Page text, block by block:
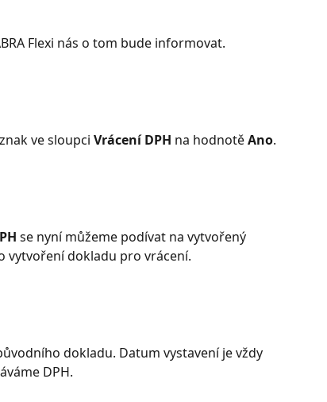
Flexi nás o tom bude informovat.
ve sloupci Vrácení DPH na hodnotě Ano.
se nyní můžeme podívat na vytvořený
vytvoření dokladu pro vrácení.
dokladu. Datum vystavení je vždy
DPH.